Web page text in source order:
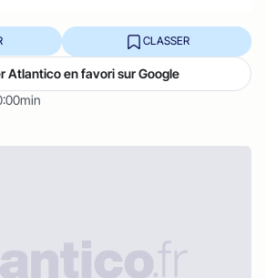
CLASSER
Atlantico en favori sur Google